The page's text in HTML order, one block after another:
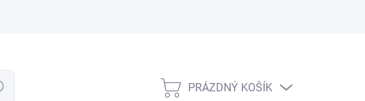
NÁKUPNÍ
PRÁZDNÝ KOŠÍK